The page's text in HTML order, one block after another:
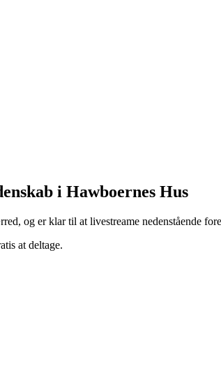
i Hawboernes Hus
og er klar til at livestreame nedenstående
at deltage.